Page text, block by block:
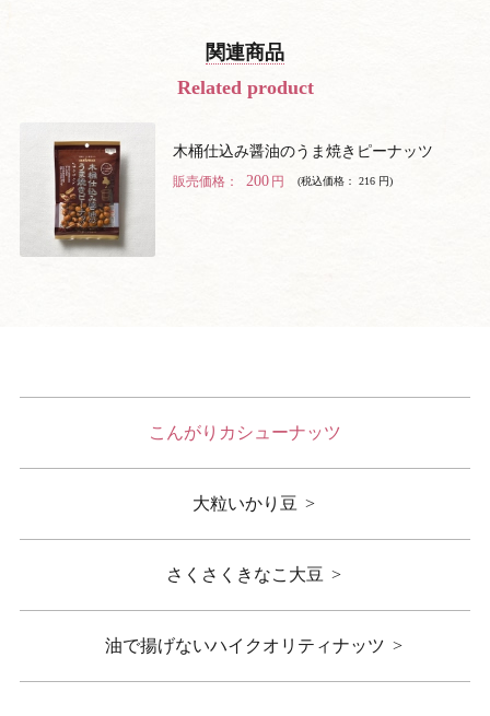
関連商品
Related product
木桶仕込み醤油のうま焼きピーナッツ
販売価格： 200 円 (税込価格： 216 円)
こんがりカシューナッツ
大粒いかり豆
さくさくきなこ大豆
油で揚げないハイクオリティナッツ